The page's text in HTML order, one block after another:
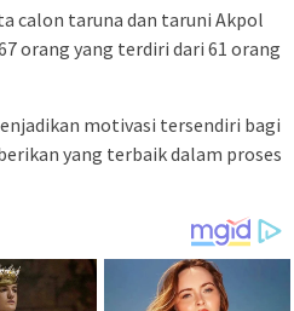
calon taruna dan taruni Akpol
orang yang terdiri dari 61 orang
motivasi tersendiri bagi
yang terbaik dalam proses